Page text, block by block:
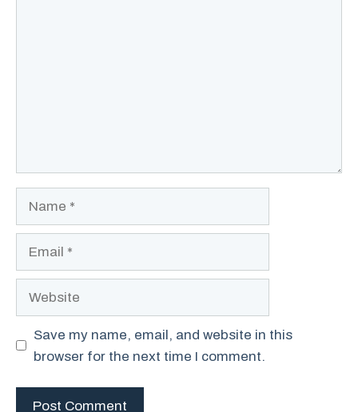
Save my name, email, and website in this
browser for the next time I comment.